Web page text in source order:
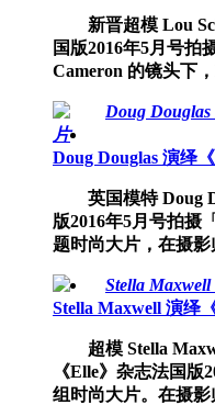
新晋超模 Lou
国版2016年5月号拍
Cameron 的镜头下
Doug Douglas 演绎
英国模特 Doug
版2016年5月号拍摄
题时尚大片，在摄影
Stella Maxwell 演绎
超模 Stella
《Elle》杂志法国
组时尚大片。在摄影